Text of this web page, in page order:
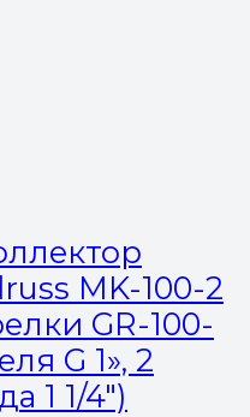
MK-100-2
GR-100-
G 1», 2
1 1/4″)